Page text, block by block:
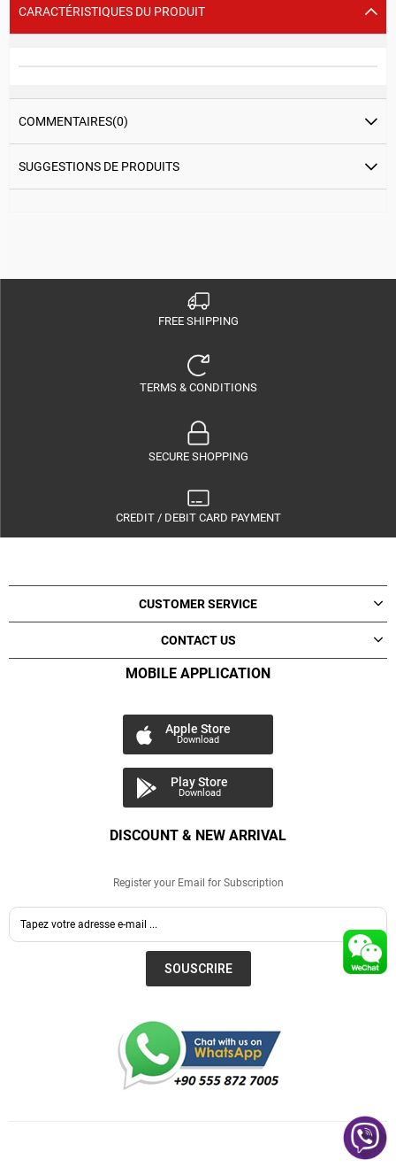
CARACTÉRISTIQUES DU PRODUIT
COMMENTAIRES(0)
SUGGESTIONS DE PRODUITS
FREE SHIPPING
TERMS & CONDITIONS
SECURE SHOPPING
CREDIT / DEBIT CARD PAYMENT
CUSTOMER SERVICE
CONTACT US
MOBILE APPLICATION
Apple Store
Download
Play Store
Download
DISCOUNT & NEW ARRIVAL
Register your Email for Subscription
SOUSCRIRE